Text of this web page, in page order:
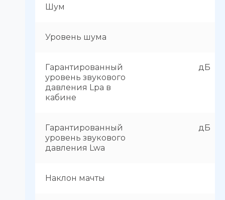
Шум
Уровень шума
Гарантированный
уровень звукового
давления Lpa в
кабине
дБ
Гарантированный
уровень звукового
давления Lwa
дБ
Наклон мачты